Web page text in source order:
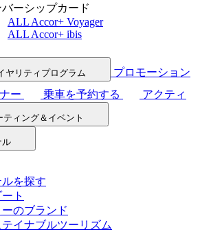
バーシップカード
ALL Accor+ Voyager
ALL Accor+ ibis
ヤリティプログラム
プロモーション
ー
乗車を予約する
アクティ
ティング＆イベント
ル
ルを探す
ト
ーのブランド
イナブルツーリズム